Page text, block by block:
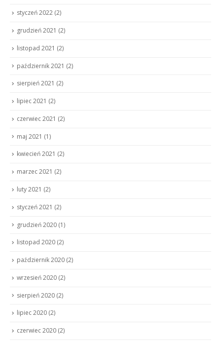
styczeń 2022 (2)
grudzień 2021 (2)
listopad 2021 (2)
październik 2021 (2)
sierpień 2021 (2)
lipiec 2021 (2)
czerwiec 2021 (2)
maj 2021 (1)
kwiecień 2021 (2)
marzec 2021 (2)
luty 2021 (2)
styczeń 2021 (2)
grudzień 2020 (1)
listopad 2020 (2)
październik 2020 (2)
wrzesień 2020 (2)
sierpień 2020 (2)
lipiec 2020 (2)
czerwiec 2020 (2)